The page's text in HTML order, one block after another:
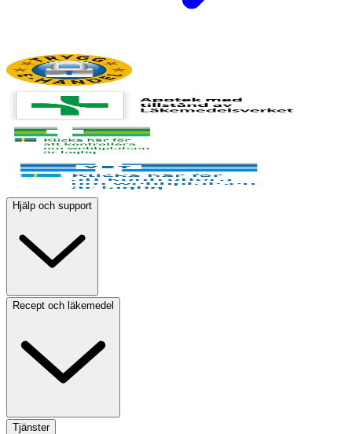
Hjälp och support
Recept och läkemedel
Tjänster